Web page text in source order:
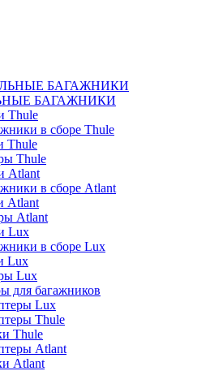
БАГАЖНИКИ
Thule
в сборе Thule
Thule
Thule
Atlant
в сборе Atlant
Atlant
Atlant
Lux
в сборе Lux
Lux
Lux
для багажников
Lux
Thule
Thule
Atlant
Atlant